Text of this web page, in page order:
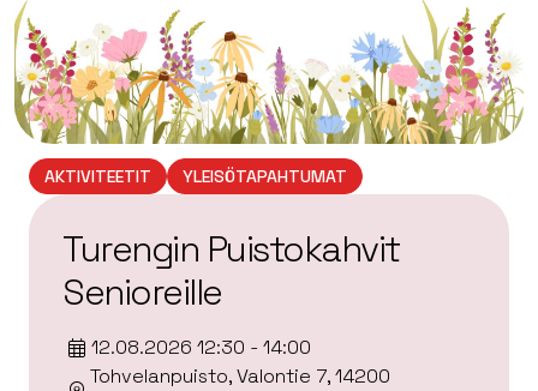
AKTIVITEETIT YLEISÖTAPAHTUMAT
Turengin Puistokahvit
Senioreille
12.08.2026 12:30 - 14:00
Tohvelanpuisto, Valontie 7, 14200